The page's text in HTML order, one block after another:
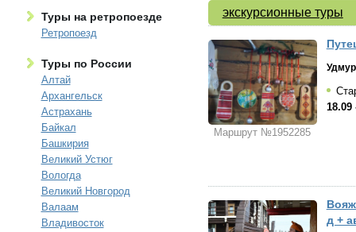
Туры на ретропоезде
Ретропоезд
Туры по России
Алтай
Архангельск
Астрахань
Байкал
Башкирия
Великий Устюг
Вологда
Великий Новгород
Валаам
Владивосток
экскурсионные туры
Маршрут №1952285
18.09
д +